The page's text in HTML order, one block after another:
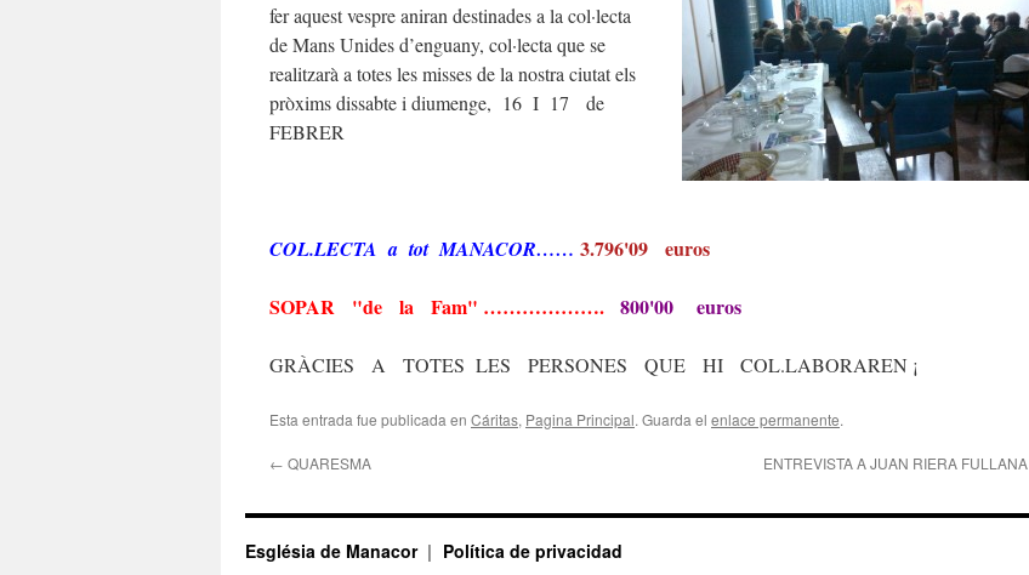
fer aquest vespre aniran destinades a la col·lecta
de Mans Unides d’enguany, col·lecta que se
realitzarà a totes les misses de la nostra ciutat els
pròxims dissabte i diumenge, 16 I 17 de
FEBRER
COL.LECTA a tot MANACOR…… 3.796'09 euros
SOPAR "de la Fam" ………………. 800'00 euros
GRÀCIES A TOTES LES PERSONES QUE HI COL.LABORAREN ¡
Esta entrada fue publicada en Cáritas, Pagina Principal. Guarda el enlace permanente.
← QUARESMA ENTREVISTA A JUAN RIERA FULLANA
Església de Manacor Política de privacidad